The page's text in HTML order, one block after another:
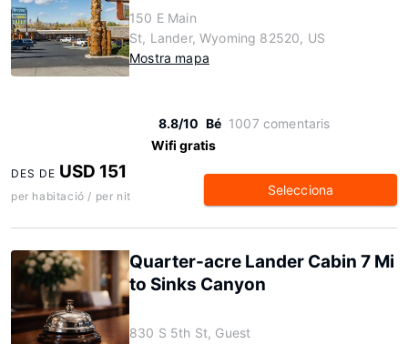
150 E Main
St, Lander, Wyoming 82520, US
Mostra mapa
8.8/10 Bé 1007 comentaris
Wifi gratis
DES DE USD 151
per habitació / per nit Selecciona
Quarter-acre Lander Cabin 7 Mi
to Sinks Canyon
830 S 5th St, Guest